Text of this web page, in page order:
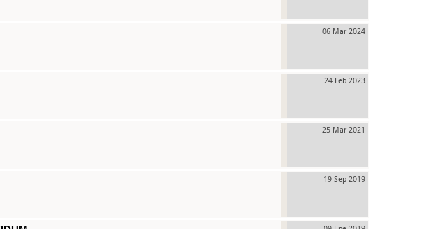
06 Mar 2024
24 Feb 2023
25 Mar 2021
19 Sep 2019